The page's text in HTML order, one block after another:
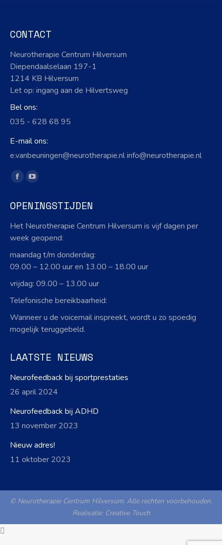
CONTACT
Neurotherapie Centrum Hilversum
Diependaalselaan 197-1
1214 KB Hilversum
Let op: ingang aan de Hilvertsweg
Bel ons:
035 - 628 68 95
E-mail ons:
e.vanbeuningen@neurotherapie.nl info@neurotherapie.nl
Vind ons op:
Facebook
opens
in
new
YouTube
opens
new
OPENINGSTIJDEN
Het Neurotherapie Centrum Hilversum is vijf dagen per
week geopend:
maandag t/m donderdag:
09.00 – 12.00 uur en 13.00 – 18.00 uur
vrijdag: 09.00 – 13.00 uur
Telefonische bereikbaarheid:
Wanneer u de voicemail inspreekt, wordt u zo spoedig
mogelijk teruggebeld.
LAATSTE NIEUWS
Neurofeedback bij sportprestaties
26 april 2024
Neurofeedback bij ADHD
13 november 2023
Nieuw adres!
11 oktober 2023
© Neurotherapie Centrum Hilversum. Alle rechten voorbehouden.
Realisatie: Creative Touch